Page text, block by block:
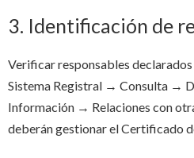
3. Identificación de
Verificar responsables
Sistema Registral → Consulta →
Información → Relaciones con
deberán gestionar el Certificado